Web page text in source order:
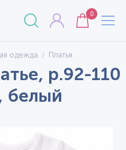
0
одежда Платья
р.92-110
белый